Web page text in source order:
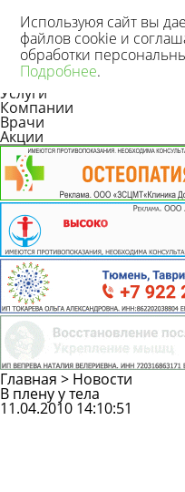
Новости
Статьи
Услуги
Компании
Врачи
Акции
Главная > Новости
В плену у тела
11.04.2010 14:10:51
Используюя сайт вы
файлов cookie и
обработки
Подробнее.